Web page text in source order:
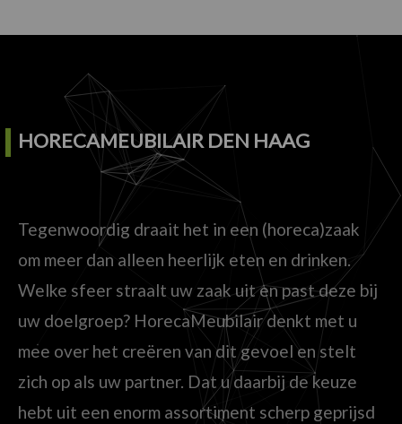
HORECAMEUBILAIR DEN HAAG
Tegenwoordig draait het in een (horeca)zaak
om meer dan alleen heerlijk eten en drinken.
Welke sfeer straalt uw zaak uit en past deze bij
uw doelgroep? HorecaMeubilair denkt met u
mee over het creëren van dit gevoel en stelt
zich op als uw partner. Dat u daarbij de keuze
hebt uit een enorm assortiment scherp geprijsd